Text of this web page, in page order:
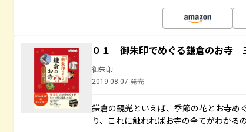
０１ 御朱印でめぐる鎌倉のお寺
御朱印
2019.08.07 発売
鎌倉の観光といえば、季節の花とお寺め
り、これに触れればお寺の全てがわかる